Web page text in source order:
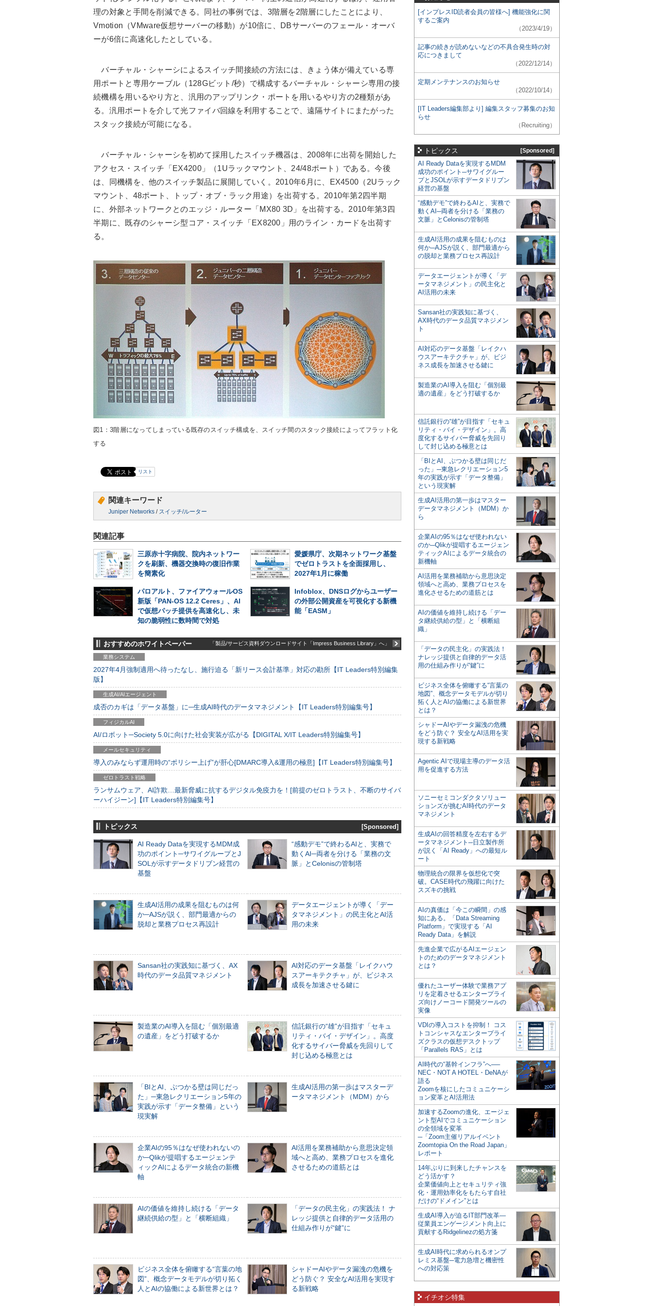
理の対象と手間を削減できる。同社の事例では、3階層を2階層にしたことにより、
Vmotion（VMware仮想サーバーの移動）が10倍に、DBサーバーのフェール・オーバ
ーが6倍に高速化したとしている。
バーチャル・シャーシによるスイッチ間接続の方法には、きょう体が備えている専
用ポートと専用ケーブル（128Gビット/秒）で構成するバーチャル・シャーシ専用の接
続機構を用いるやり方と、汎用のアップリンク・ポートを用いるやり方の2種類があ
る。汎用ポートを介して光ファイバ回線を利用することで、遠隔サイトにまたがった
スタック接続が可能になる。
バーチャル・シャーシを初めて採用したスイッチ機器は、2008年に出荷を開始した
アクセス・スイッチ「EX4200」（1Uラックマウント、24/48ポート）である。今後
は、同機構を、他のスイッチ製品に展開していく。2010年6月に、EX4500（2Uラック
マウント、48ポート、トップ・オブ・ラック用途）を出荷する。2010年第2四半期
に、外部ネットワークとのエッジ・ルーター「MX80 3D」を出荷する。2010年第3四
半期に、既存のシャーシ型コア・スイッチ「EX8200」用のライン・カードを出荷す
る。
図1：3階層になってしまっている既存のスイッチ構成を、スイッチ間のスタック接続によってフラット化
する
リスト
関連キーワード
Juniper Networks / スイッチ/ルーター
関連記事
三原赤十字病院、院内ネットワー
クを刷新、機器交換時の復旧作業
を簡素化
愛媛県庁、次期ネットワーク基盤
でゼロトラストを全面採用し、
2027年1月に稼働
パロアルト、ファイアウォールOS
新版「PAN-OS 12.2 Ceres」、AI
で仮想パッチ提供を高速化し、未
知の脆弱性に数時間で対処
Infoblox、DNSログからユーザー
の外部公開資産を可視化する新機
能「EASM」
おすすめのホワイトペーパー 「製品/サービス資料ダウンロードサイト「Impress Business Library」へ」
業務システム
2027年4月強制適用へ待ったなし、施行迫る「新リース会計基準」対応の勘所【IT Leaders特別編集
版】
生成AI/AIエージェント
成否のカギは「データ基盤」に─生成AI時代のデータマネジメント【IT Leaders特別編集号】
フィジカルAI
AI/ロボット─Society 5.0に向けた社会実装が広がる【DIGITAL X/IT Leaders特別編集号】
メールセキュリティ
導入のみならず運用時の“ポリシー上げ”が肝心[DMARC導入&運用の極意]【IT Leaders特別編集号】
ゼロトラスト戦略
ランサムウェア、AI詐欺…最新脅威に抗するデジタル免疫力を！[前提のゼロトラスト、不断のサイバ
ーハイジーン]【IT Leaders特別編集号】
トピックス [Sponsored]
AI Ready Dataを実現するMDM成
功のポイント─サワイグループとJ
SOLが示すデータドリブン経営の
基盤
“感動デモ”で終わるAIと、実務で
動くAI─両者を分ける「業務の文
脈」とCelonisの管制塔
生成AI活用の成果を阻むものは何
か─AJSが説く、部門最適からの
脱却と業務プロセス再設計
データエージェントが導く「デー
タマネジメント」の民主化とAI活
用の未来
Sansan社の実践知に基づく、AX
時代のデータ品質マネジメント
AI対応のデータ基盤「レイクハウ
スアーキテクチャ」が、ビジネス
成長を加速させる鍵に
製造業のAI導入を阻む「個別最適
の遺産」をどう打破するか
信託銀行の“雄”が目指す「セキュ
リティ・バイ・デザイン」。高度
化するサイバー脅威を先回りして
封じ込める極意とは
「BIとAI、ぶつかる壁は同じだっ
た」─東急レクリエーション5年の
実践が示す「データ整備」という
現実解
生成AI活用の第一歩はマスターデ
ータマネジメント（MDM）から
企業AIの95％はなぜ使われないの
か─Qlikが提唱するエージェンテ
ィックAIによるデータ統合の新機
軸
AI活用を業務補助から意思決定領
域へと高め、業務プロセスを進化
させるための道筋とは
AIの価値を維持し続ける「データ
継続供給の型」と「横断組織」
「データの民主化」の実践法！ ナ
レッジ提供と自律的データ活用の
仕組み作りが“鍵”に
ビジネス全体を俯瞰する“言葉の地
図”、概念データモデルが切り拓く
人とAIの協働による新世界とは？
シャドーAIやデータ漏洩の危機を
どう防ぐ？ 安全なAI活用を実現す
る新戦略
[インプレスID読者会員の皆様へ] 機能強化に関
するご案内
（2023/4/19）
記事の続きが読めないなどの不具合発生時の対
応につきまして
（2022/12/14）
定期メンテナンスのお知らせ
（2022/10/14）
[IT Leaders編集部より] 編集スタッフ募集のお知
らせ
（Recruiting）
トピックス [Sponsored]
AI Ready Dataを実現するMDM
成功のポイント─サワイグルー
プとJSOLが示すデータドリブン
経営の基盤
“感動デモ”で終わるAIと、実務で
動くAI─両者を分ける「業務の
文脈」とCelonisの管制塔
生成AI活用の成果を阻むものは
何か─AJSが説く、部門最適から
の脱却と業務プロセス再設計
データエージェントが導く「デ
ータマネジメント」の民主化と
AI活用の未来
Sansan社の実践知に基づく、
AX時代のデータ品質マネジメン
ト
AI対応のデータ基盤「レイクハ
ウスアーキテクチャ」が、ビジ
ネス成長を加速させる鍵に
製造業のAI導入を阻む「個別最
適の遺産」をどう打破するか
信託銀行の“雄”が目指す「セキュ
リティ・バイ・デザイン」。高
度化するサイバー脅威を先回り
して封じ込める極意とは
「BIとAI、ぶつかる壁は同じだ
った」─東急レクリエーション5
年の実践が示す「データ整備」
という現実解
生成AI活用の第一歩はマスター
データマネジメント（MDM）か
ら
企業AIの95％はなぜ使われない
のか─Qlikが提唱するエージェン
ティックAIによるデータ統合の
新機軸
AI活用を業務補助から意思決定
領域へと高め、業務プロセスを
進化させるための道筋とは
AIの価値を維持し続ける「デー
タ継続供給の型」と「横断組
織」
「データの民主化」の実践法！
ナレッジ提供と自律的データ活
用の仕組み作りが“鍵”に
ビジネス全体を俯瞰する“言葉の
地図”、概念データモデルが切り
拓く人とAIの協働による新世界
とは？
シャドーAIやデータ漏洩の危機
をどう防ぐ？ 安全なAI活用を実
現する新戦略
Agentic AIで現場主導のデータ活
用を促進する方法
ソニーセミコンダクタソリュー
ションズが挑むAI時代のデータ
マネジメント
生成AIの回答精度を左右するデ
ータマネジメント─日立製作所
が説く「AI Ready」への最短ル
ート
物理統合の限界を仮想化で突
破。CASE時代の飛躍に向けた
スズキの挑戦
AIの真価は「今この瞬間」の感
知にある。「Data Streaming
Platform」で実現する「AI
Ready Data」を解説
先進企業で広がるAIエージェン
トのためのデータマネジメント
とは？
優れたユーザー体験で業務アプ
リを定着させるエンタープライ
ズ向けノーコード開発ツールの
実像
VDIの導入コストを抑制！ コス
トコンシャスなエンタープライ
ズクラスの仮想デスクトップ
「Parallels RAS」とは
AI時代の“基幹インフラ”へ──
NEC・NOT A HOTEL・DeNAが
語る
Zoomを核にしたコミュニケーシ
ョン変革とAI活用法
加速するZoomの進化、エージェ
ント型AIでコミュニケーション
の全領域を変革
─「Zoom主催リアルイベント
Zoomtopia On the Road Japan」
レポート
14年ぶりに到来したチャンスを
どう活かす？
企業価値向上とセキュリティ強
化・運用効率化をもたらす自社
だけの“ドメイン”とは
生成AI導入が迫るIT部門改革―
従業員エンゲージメント向上に
貢献するRidgelinezの処方箋
生成AI時代に求められるオンプ
レミス基盤─電力急増と機密性
への対応策
イチオシ特集